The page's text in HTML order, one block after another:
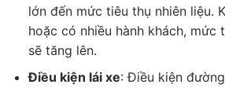
lớn đến mức tiêu thụ nhiên liệu.
hoặc có nhiều hành khách, mức
sẽ tăng lên.
Điều kiện lái xe: Điều kiện